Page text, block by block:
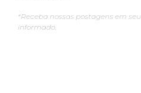
*Receba nossas postagens em
informado.